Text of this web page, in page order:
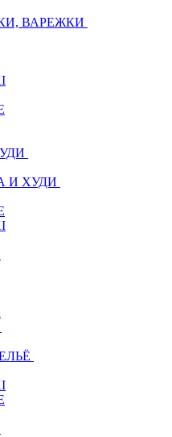
ВАРЕЖКИ
И ХУДИ